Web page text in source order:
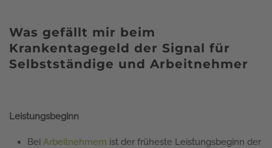
Was gefällt mir beim
Krankentagegeld der Signal für
Selbstständige und Arbeitnehmer
Leistungsbeginn
Bei Arbeitnehmern ist der früheste Leistungsbeginn der